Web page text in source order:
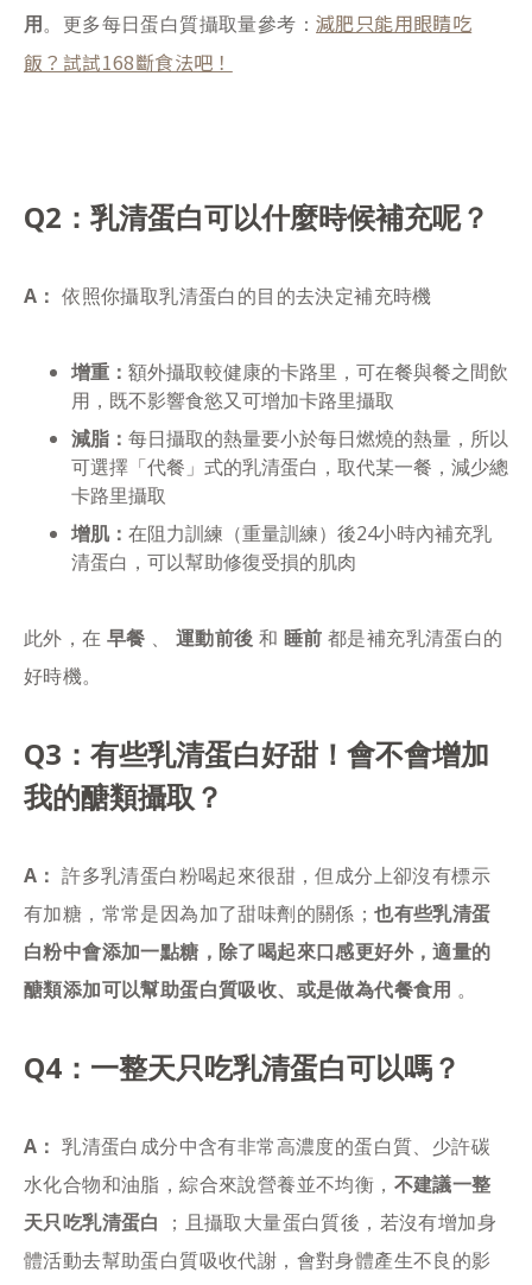
用。更多每日蛋白質攝取量參考：減肥只能用眼睛吃
飯？試試168斷食法吧！
Q2：乳清蛋白可以什麼時候補充呢？
A： 依照你攝取乳清蛋白的目的去決定補充時機
增重： 額外攝取較健康的卡路里，可在餐與餐之間飲
用，既不影響食慾又可增加卡路里攝取
減脂： 每日攝取的熱量要小於每日燃燒的熱量，所以
可選擇「代餐」式的乳清蛋白，取代某一餐，減少總
卡路里攝取
增肌： 在阻力訓練（重量訓練）後24小時內補充乳
清蛋白，可以幫助修復受損的肌肉
此外，在 早餐 、 運動前後 和 睡前 都是補充乳清蛋白的
好時機。
Q3：有些乳清蛋白好甜！會不會增加
我的醣類攝取？
A： 許多乳清蛋白粉喝起來很甜，但成分上卻沒有標示
有加糖，常常是因為加了甜味劑的關係；也有些乳清蛋
白粉中會添加一點糖，除了喝起來口感更好外，適量的
醣類添加可以幫助蛋白質吸收、或是做為代餐食用 。
Q4：一整天只吃乳清蛋白可以嗎？
A： 乳清蛋白成分中含有非常高濃度的蛋白質、少許碳
水化合物和油脂，綜合來說營養並不均衡， 不建議一整
天只吃乳清蛋白
；且攝取大量蛋白質後，若沒有增加身
體活動去幫助蛋白質吸收代謝，會對身體產生不良的影